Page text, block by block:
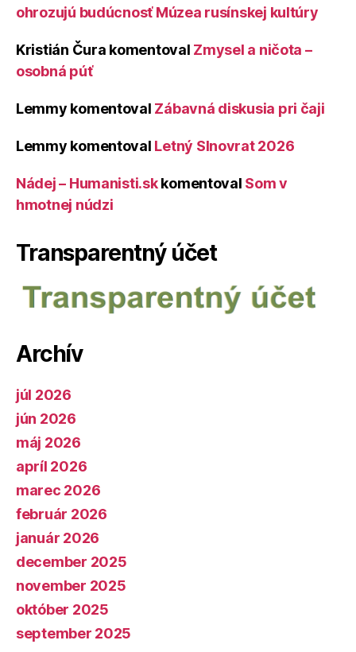
ohrozujú budúcnosť Múzea rusínskej kultúry
Kristián Čura komentoval Zmysel a ničota –
osobná púť
Lemmy komentoval Zábavná diskusia pri čaji
Lemmy komentoval Letný Slnovrat 2026
Nádej – Humanisti.skkomentoval Som v
hmotnej núdzi
Transparentný účet
Archív
júl 2026
jún 2026
máj 2026
apríl 2026
marec 2026
február 2026
január 2026
december 2025
november 2025
október 2025
september 2025